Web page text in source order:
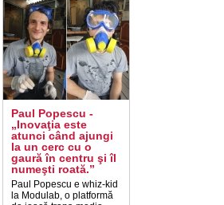
Paul Popescu -
„Inovaţia este
atunci când ajungi
la un cerc cu o
gaură în centru şi îl
numeşti roată.”
Paul Popescu e whiz-kid
la Modulab, o platformă